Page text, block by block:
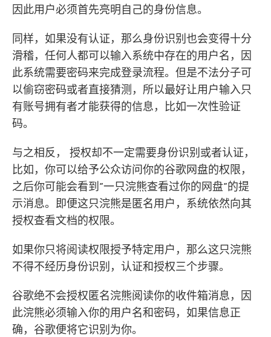
因此用户必须首先亮明自己的身份信息。
同样，如果没有认证，那么身份识别也会变得十分
滑稽，任何人都可以输入系统中存在的用户名，因
此系统需要密码来完成登录流程。但是不法分子可
以偷窃密码或者直接猜测，所以最好让用户输入只
有账号拥有者才能获得的信息，比如一次性验证
码。
与之相反， 授权却不一定需要身份识别或者认证，
比如，你可以给予公众访问你的谷歌网盘的权限，
之后你可能会看到”一只浣熊查看过你的网盘”的提
示消息。即便这只浣熊是匿名用户，系统依然向其
授权查看文档的权限。
如果你只将阅读权限授予特定用户，那么这只浣熊
不得不经历身份识别，认证和授权三个步骤。
谷歌绝不会授权匿名浣熊阅读你的收件箱消息，因
此浣熊必须输入你的用户名和密码，如果信息正
确，谷歌便将它识别为你。